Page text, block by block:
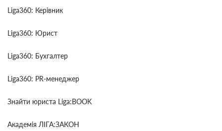
Liga360: Керівник
Liga360: Юрист
Liga360: Бухгалтер
Liga360: PR-менеджер
Знайти юриста Liga:BOOK
Академія ЛІГА:ЗАКОН